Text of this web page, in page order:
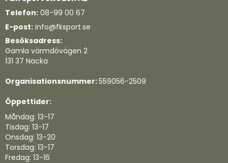
Telefon: 08-99 00 67
E-post: info@fksport.se
Besöksadress:
Gamla värmdövägen 2
131 37 Nacka
Organisationsnummer:559056-2509
Öppettider:
Måndag: 13-17
Tisdag: 13-17
Onsdag: 13-20
Torsdag: 13-17
Fredag: 13-16